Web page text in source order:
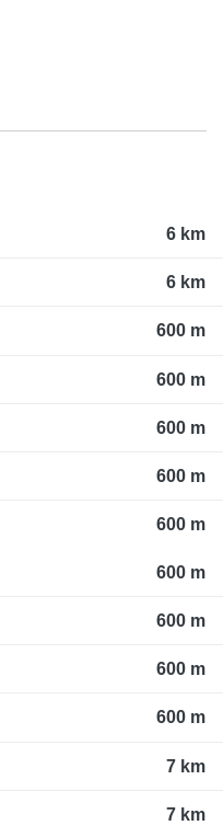
6 km
6 km
600 m
600 m
600 m
600 m
600 m
600 m
600 m
600 m
600 m
7 km
7 km